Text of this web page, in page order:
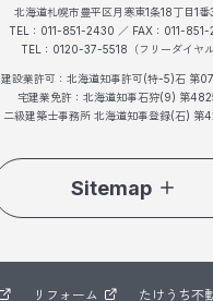
北海道札幌市豊平区月寒東1条18丁目1番
TEL：011-851-2430 ／ FAX：011-
TEL：0120-37-5518（フリーダイヤル
建設業許可：北海道知事許可(特-5)石 第
宅建業免許：北海道知事石狩(9) 第
二級建築士事務所 北海道知事登録(石) 第
Sitemap
リフォーム たけうち不